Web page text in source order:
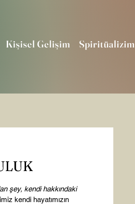
Kişisel Gelişim Spiritüalizim
şey, kendi hakkındaki
kendi hayatımızın